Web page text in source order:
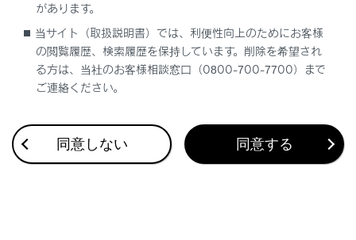
レーダークルーズコントロール（全車速追従機能付き）
フォグランプスイッチ
ASC（アクティブサウンドコントロール）
このページは役に立ちましたか？
があります。
当サイト（取扱説明書）では、利便性向上のためにお客様
の閲覧履歴、検索履歴を保持しています。削除を希望され
る方は、当社のお客様相談窓口（0800-700-7700）まで
ご連絡ください。
同意しない 同意する